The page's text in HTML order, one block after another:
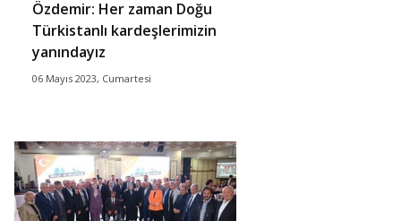
Özdemir: Her zaman Doğu
Türkistanlı kardeşlerimizin
yanındayız
06 Mayıs 2023, Cumartesi